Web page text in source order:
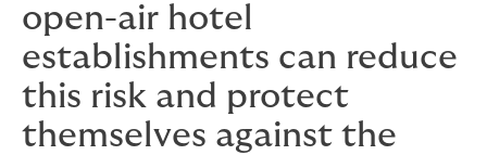
open-air hotel
establishments can reduce
this risk and protect
themselves against the